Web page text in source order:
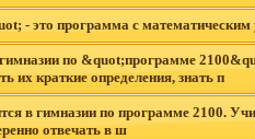
- это программа с
по &quot;программе
их краткие определения, знать п
в гимназии по программе 2100.
отвечать в ш